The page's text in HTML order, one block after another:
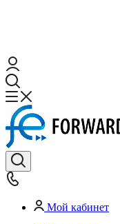
Мой кабинет